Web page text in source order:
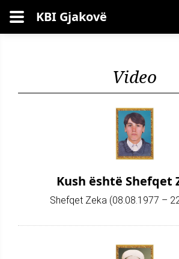
Kërko KBI Gjakovë
Video
Kush është Shefqet
Shefqet Zeka (08.08.1977 –